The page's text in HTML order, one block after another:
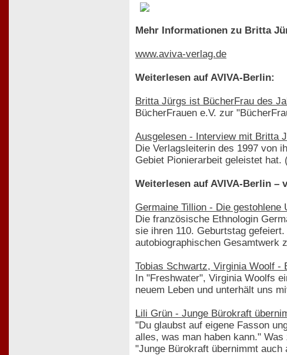
Mehr Informationen zu Britta
www.aviva-verlag.de
Weiterlesen auf AVIVA-Berlin:
Britta Jürgs ist BücherFrau des
BücherFrauen e.V. zur
Ausgelesen - Interview mit Britta
Die Verlagsleiterin des 1997 von
Gebiet Pionierarbeit geleistet hat.
Weiterlesen auf AVIVA-Berlin –
Germaine Tillion - Die
Die französische Ethnologin
sie ihren 110. Geburtstag
autobiographischen Gesamtwerk
Tobias Schwartz, Virginia Woolf -
In "Freshwater", Virginia Woolfs
neuem Leben und unterhält uns
Lili Grün - Junge Bürokraft
"Du glaubst auf eigene Fasson
alles, was man haben kann."
"Junge Bürokraft übernimmt